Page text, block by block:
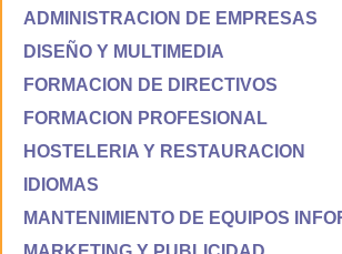
ADMINISTRACION DE EMPRESAS
DISEÑO Y MULTIMEDIA
FORMACION DE DIRECTIVOS
FORMACION PROFESIONAL
HOSTELERIA Y RESTAURACION
IDIOMAS
MANTENIMIENTO DE EQUIPOS